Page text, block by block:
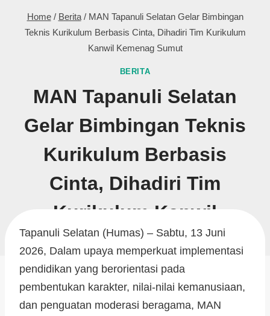
Home / Berita / MAN Tapanuli Selatan Gelar Bimbingan
Teknis Kurikulum Berbasis Cinta, Dihadiri Tim Kurikulum
Kanwil Kemenag Sumut
BERITA
MAN Tapanuli Selatan
Gelar Bimbingan Teknis
Kurikulum Berbasis
Cinta, Dihadiri Tim
Kurikulum Kanwil
Kemenag Sumut
Tapanuli Selatan (Humas) – Sabtu, 13 Juni
2026, Dalam upaya memperkuat implementasi
pendidikan yang berorientasi pada
pembentukan karakter, nilai-nilai kemanusiaan,
dan penguatan moderasi beragama, MAN